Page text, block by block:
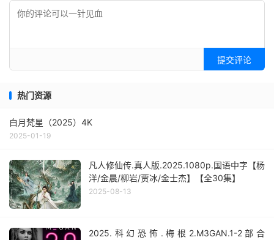
提交评论
热门资源
白月梵星（2025）4K
2025-01-19
凡人修仙传.真人版.2025.1080p.国语中字【杨
洋/金晨/柳岩/贾冰/金士杰】【全30集】
2025-08-13
2025.科幻恐怖.梅根2.M3GAN.1-2部合